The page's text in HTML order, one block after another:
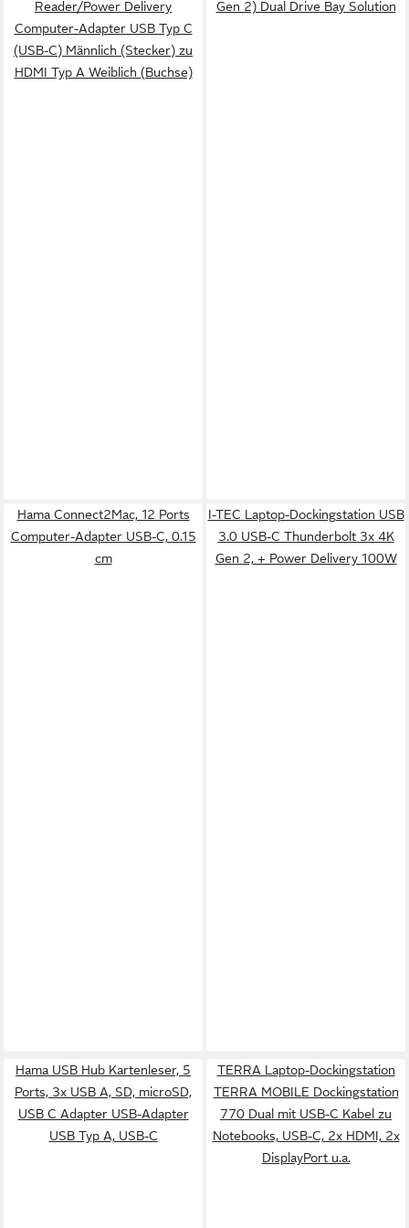
Reader/Power Delivery
Computer-Adapter USB Typ C
(USB-C) Männlich (Stecker) zu
HDMI Typ A Weiblich (Buchse)
Gen 2) Dual Drive Bay Solution
Hama Connect2Mac, 12 Ports
Computer-Adapter USB-C, 0.15
cm
I-TEC Laptop-Dockingstation USB
3.0 USB-C Thunderbolt 3x 4K
Gen 2, + Power Delivery 100W
Hama USB Hub Kartenleser, 5
Ports, 3x USB A, SD, microSD,
USB C Adapter USB-Adapter
USB Typ A, USB-C
TERRA Laptop-Dockingstation
TERRA MOBILE Dockingstation
770 Dual mit USB-C Kabel zu
Notebooks, USB-C, 2x HDMI, 2x
DisplayPort u.a.